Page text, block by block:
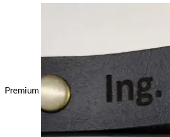
Premium